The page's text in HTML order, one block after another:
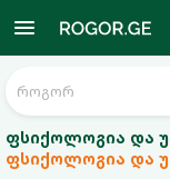
ფსიქოლოგია და
ფსიქოლოგია და